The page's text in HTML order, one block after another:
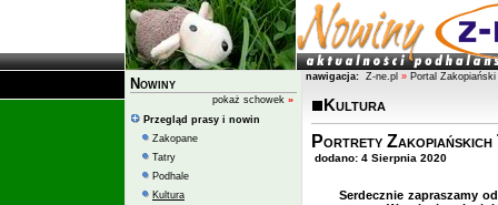
Nowiny
pokaż schowek »
Przegląd prasy i nowin
Zakopane
Tatry
Podhale
Kultura
nawigacja: Z-ne.pl » Portal Zakopiański
Kultura
Portrety Zakopiańskich
dodano: 4 Sierpnia 2020
Serdecznie zapraszamy